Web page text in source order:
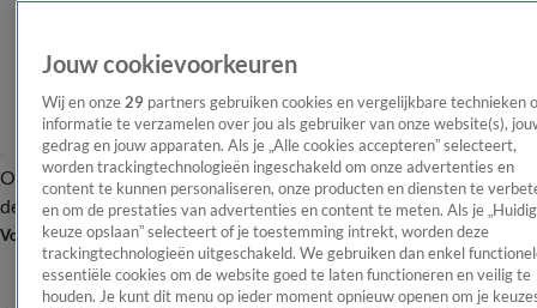
OverzichtAfleveringen Entertainment TV Algemeen
Tip
de redactieNieuwsbrief
Volg Shownieuws
Jouw cookievoorkeuren
Wij en onze 29 partners gebruiken cookies en vergelijkbare technieken
informatie te verzamelen over jou als gebruiker van onze website(s),
gedrag en jouw apparaten. Als je „Alle cookies accepteren” selecteert,
worden trackingtechnologieën ingeschakeld om onze advertenties en
content te kunnen personaliseren, onze producten en diensten te
en om de prestaties van advertenties en content te meten. Als je
keuze opslaan” selecteert of je toestemming intrekt, worden deze
trackingtechnologieën uitgeschakeld. We gebruiken dan enkel
essentiële cookies om de website goed te laten functioneren en veilig te
houden. Je kunt dit menu op ieder moment opnieuw openen om je